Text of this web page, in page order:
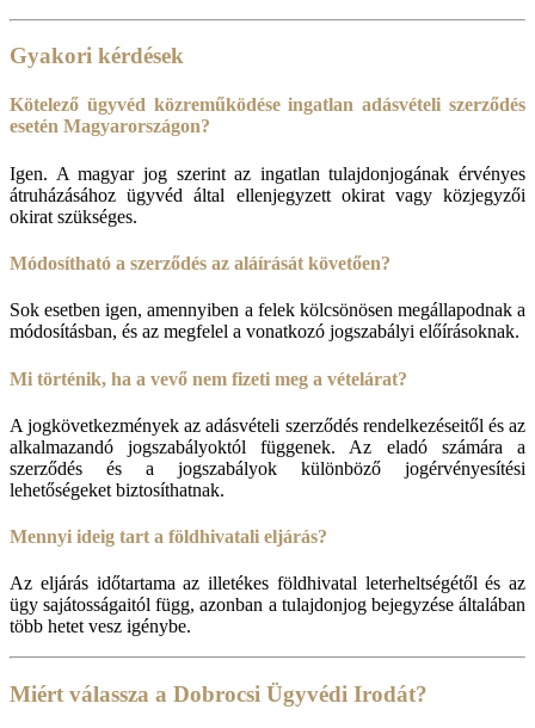
Gyakori kérdések
Kötelező ügyvéd közreműködése ingatlan adásvételi szerződés
esetén Magyarországon?
Igen. A magyar jog szerint az ingatlan tulajdonjogának érvényes
átruházásához ügyvéd által ellenjegyzett okirat vagy közjegyzői
okirat szükséges.
Módosítható a szerződés az aláírását követően?
Sok esetben igen, amennyiben a felek kölcsönösen megállapodnak a
módosításban, és az megfelel a vonatkozó jogszabályi előírásoknak.
Mi történik, ha a vevő nem fizeti meg a vételárat?
A jogkövetkezmények az adásvételi szerződés rendelkezéseitől és az
alkalmazandó jogszabályoktól függenek. Az eladó számára a
szerződés és a jogszabályok különböző jogérvényesítési
lehetőségeket biztosíthatnak.
Mennyi ideig tart a földhivatali eljárás?
Az eljárás időtartama az illetékes földhivatal leterheltségétől és az
ügy sajátosságaitól függ, azonban a tulajdonjog bejegyzése általában
több hetet vesz igénybe.
Miért válassza a Dobrocsi Ügyvédi Irodát?